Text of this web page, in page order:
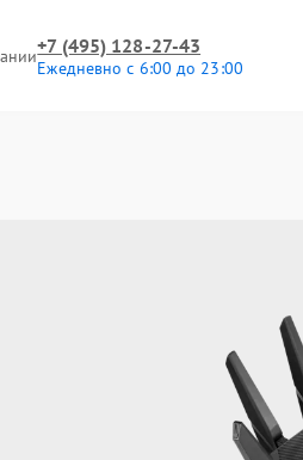
+7 (495) 128-27-43
Ежедневно с 6:00 до 23:00